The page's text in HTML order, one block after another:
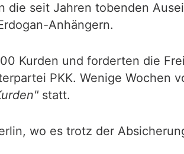
seit Jahren tobenden
Anhängern.
Kurden und forderten die
PKK. Wenige Wochen
statt.
wo es trotz der